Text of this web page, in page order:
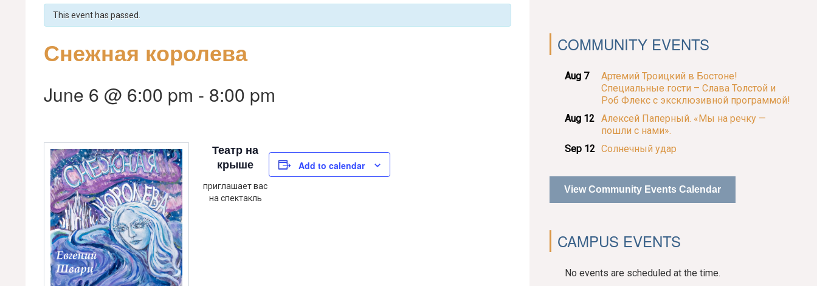
This event has passed.
Снежная королева
June 6 @ 6:00 pm - 8:00 pm
Театр на
крыше
приглашает вас
на спектакль
Add to calendar
COMMUNITY EVENTS
Aug 7
Артемий Троицкий в Бостоне!
Специальные гости – Слава Толстой и
Роб Флекс с эксклюзивной программой!
Aug 12
Алексей Паперный. «Мы на речку —
пошли с нами».
Sep 12 Солнечный удар
View Community Events Calendar
CAMPUS EVENTS
No events are scheduled at the time.